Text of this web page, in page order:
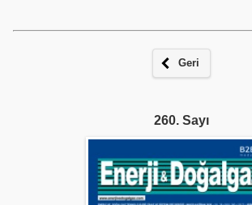
Geri
260. Sayı